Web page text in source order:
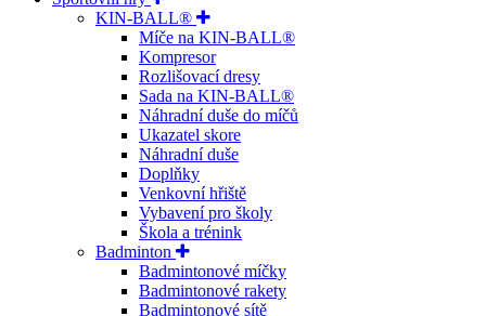
KIN-BALL®
Míče na KIN-BALL®
Kompresor
Rozlišovací dresy
Sada na KIN-BALL®
Náhradní duše do míčů
Ukazatel skore
Náhradní duše
Doplňky
Venkovní hřiště
Vybavení pro školy
Škola a trénink
Badminton
Badmintonové míčky
Badmintonové rakety
Badmintonové sítě